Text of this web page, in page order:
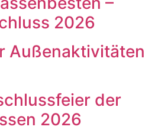
2026
Außenaktivitäten
der
2026